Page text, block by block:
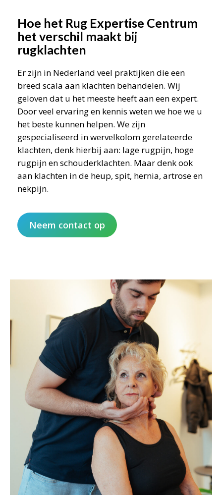
Hoe het Rug Expertise Centrum
het verschil maakt bij
rugklachten
Er zijn in Nederland veel praktijken die een
breed scala aan klachten behandelen. Wij
geloven dat u het meeste heeft aan een expert.
Door veel ervaring en kennis weten we hoe we u
het beste kunnen helpen. We zijn
gespecialiseerd in wervelkolom gerelateerde
klachten, denk hierbij aan: lage rugpijn, hoge
rugpijn en schouderklachten. Maar denk ook
aan klachten in de heup, spit, hernia, artrose en
nekpijn.
Neem contact op